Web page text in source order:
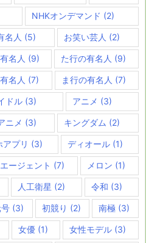
NHKオンデマンド (2)
名人 (5) お笑い芸人 (2)
名人 (9) た行の有名人 (9)
名人 (7) ま行の有名人 (7)
ドル (3) アニメ (3)
ニメ (3) キングダム (2)
アプリ (3) ディオール (1)
ージェント (7) メロン (1)
人工衛星 (2) 令和 (3)
(3) 初競り (2) 南極 (3)
女優(1) 女性モデル (3)